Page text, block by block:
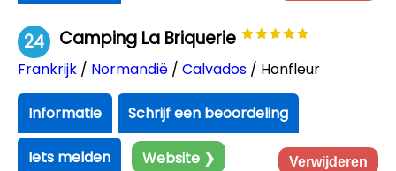
24 Camping La Briquerie
Frankrijk / Normandië / Calvados / Honfleur
Informatie Schrijf een beoordeling
Iets melden Website ❯ Verwijderen